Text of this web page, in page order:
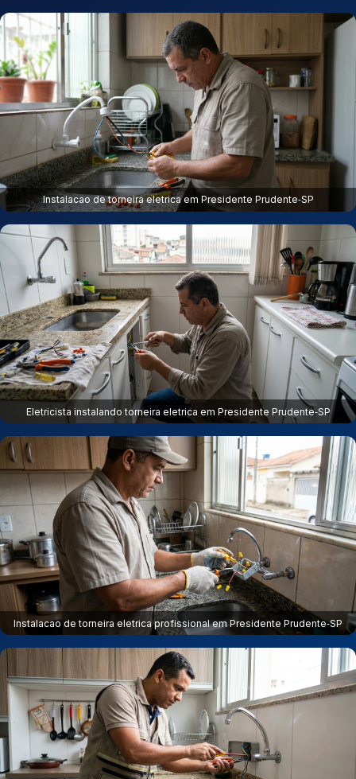
Instalacao de torneira eletrica em Presidente Prudente‑SP
Eletricista instalando torneira eletrica em Presidente Prudente‑SP
Instalacao de torneira eletrica profissional em Presidente Prudente‑SP